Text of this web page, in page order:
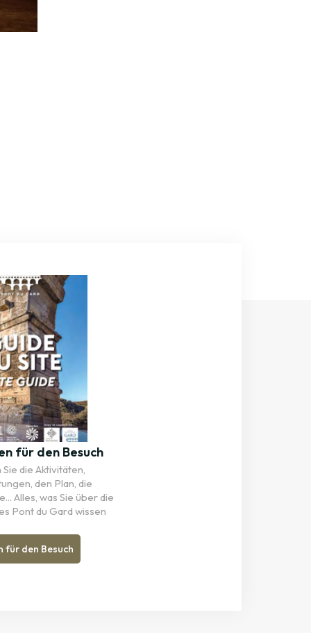
für den Besuch
die Aktivitäten,
den Plan, die
Alles, was Sie über die
Pont du Gard wissen
für den Besuch